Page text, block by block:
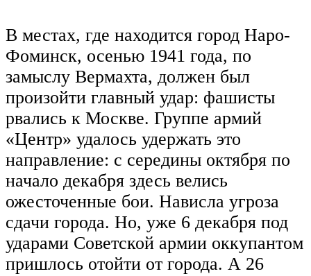
В местах, где находится город Наро-
Фоминск, осенью 1941 года, по
замыслу Вермахта, должен был
произойти главный удар: фашисты
рвались к Москве. Группе армий
«Центр» удалось удержать это
направление: с середины октября по
начало декабря здесь велись
ожесточенные бои. Нависла угроза
сдачи города. Но, уже 6 декабря под
ударами Советской армии оккупантом
пришлось отойти от города. А 26